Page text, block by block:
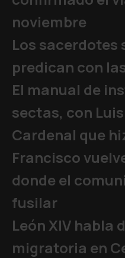
noviembre
Los sacerdotes
predican con
El manual de
sectas, con
Cardenal que
Francisco
donde el
fusilar
León XIV habla
migratoria en